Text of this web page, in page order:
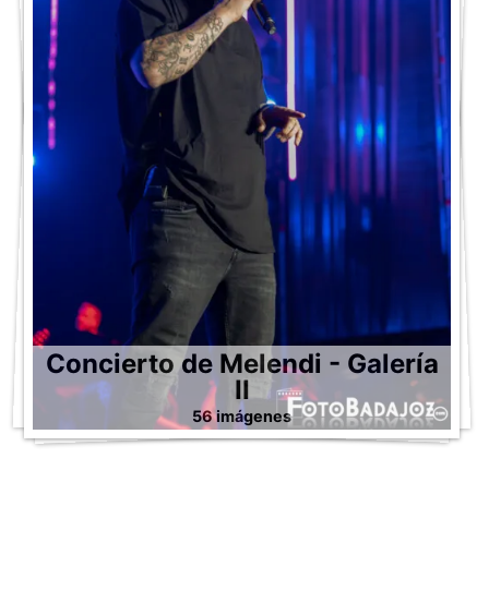
Concierto de Melendi - Galería
II
56 imágenes